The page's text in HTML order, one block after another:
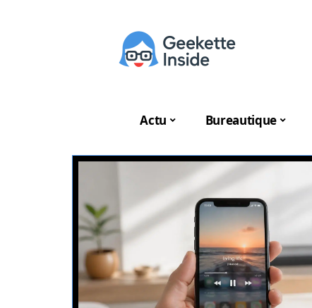
Actu Bureautique